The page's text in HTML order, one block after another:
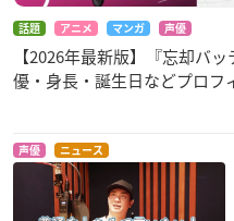
話題 アニメ マンガ 声優
【2026年最新版】『忘却バ
優・身長・誕生日などプロフ
声優 ニュース